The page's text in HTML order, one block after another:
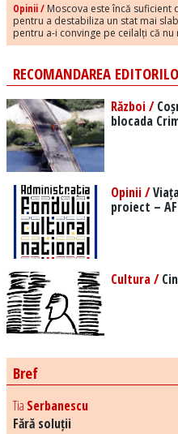
Opinii / Moscova este încă suficient
pentru a destabiliza un stat mai
pentru a-i convinge pe ceilalți că
RECOMANDAREA
Război /
blocada
Opinii /
proiect –
Cultura /
Bref
Tia Serbanescu
Fără soluții